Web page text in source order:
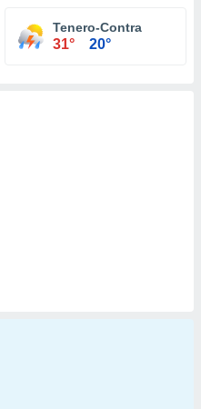
Tenero-Contra
31° 20°